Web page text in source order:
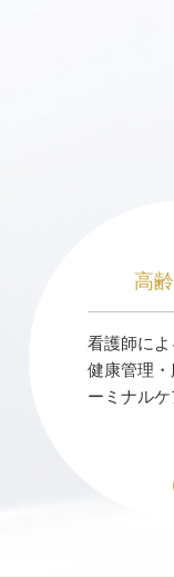
高
看護師に
健康管理
ーミナルケ